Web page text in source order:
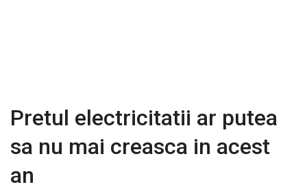
Pretul electricitatii ar putea
sa nu mai creasca in acest
an